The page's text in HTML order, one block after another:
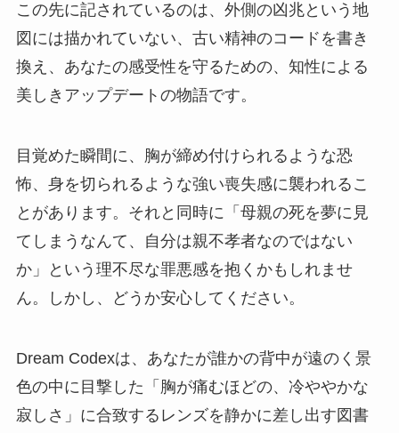
この先に記されているのは、外側の凶兆という地
図には描かれていない、古い精神のコードを書き
換え、あなたの感受性を守るための、知性による
美しきアップデートの物語です。
目覚めた瞬間に、胸が締め付けられるような恐
怖、身を切られるような強い喪失感に襲われるこ
とがあります。それと同時に「母親の死を夢に見
てしまうなんて、自分は親不孝者なのではない
か」という理不尽な罪悪感を抱くかもしれませ
ん。しかし、どうか安心してください。
Dream Codexは、あなたが誰かの背中が遠のく景
色の中に目撃した「胸が痛むほどの、冷ややかな
寂しさ」に合致するレンズを静かに差し出す図書